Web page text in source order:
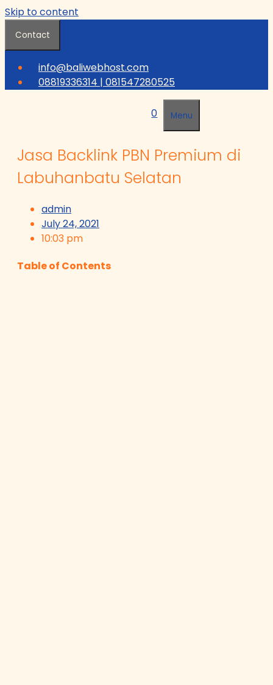
Skip to content
Contact
info@baliwebhost.com
08819336314 | 081547280525
0 Menu
Jasa Backlink PBN Premium di
Labuhanbatu Selatan
admin
July 24, 2021
10:03 pm
Table of Contents